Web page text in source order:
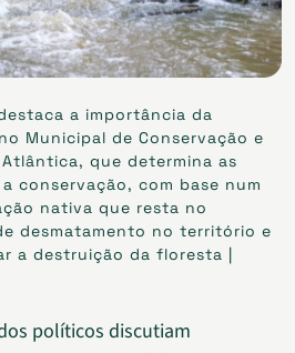
a importância da
Municipal de Conservação e
que determina as
conservação, com base num
nativa que resta no
desmatamento no território e
a destruição da floresta |
políticos discutiam